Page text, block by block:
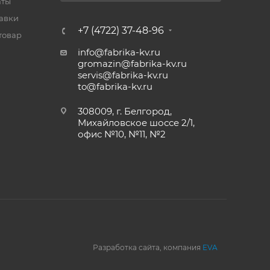
+7 (4722) 37-48-96
info@fabrika-kv.ru
gromazin@fabrika-kv.ru
servis@fabrika-kv.ru
to@fabrika-kv.ru
308009, г. Белгород,
Михайловское шоссе 2/1,
офис №10, №11, №2
Разработка сайта, компания EVA